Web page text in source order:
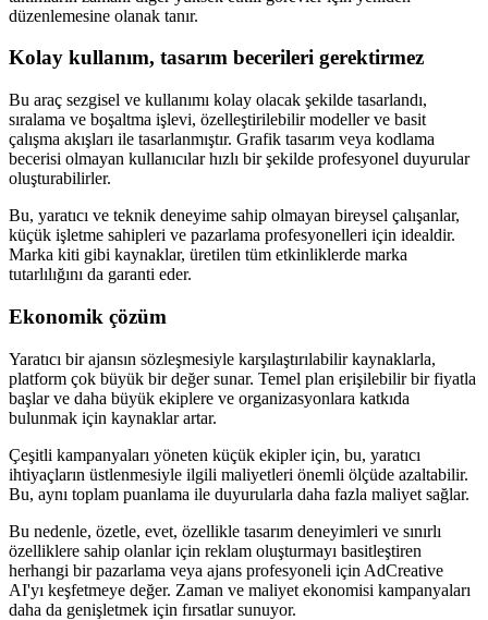
düzenlemesine olanak tanır.
Kolay kullanım, tasarım becerileri gerektirmez
Bu araç sezgisel ve kullanımı kolay olacak şekilde tasarlandı,
sıralama ve boşaltma işlevi, özelleştirilebilir modeller ve basit
çalışma akışları ile tasarlanmıştır. Grafik tasarım veya kodlama
becerisi olmayan kullanıcılar hızlı bir şekilde profesyonel duyurular
oluşturabilirler.
Bu, yaratıcı ve teknik deneyime sahip olmayan bireysel çalışanlar,
küçük işletme sahipleri ve pazarlama profesyonelleri için idealdir.
Marka kiti gibi kaynaklar, üretilen tüm etkinliklerde marka
tutarlılığını da garanti eder.
Ekonomik çözüm
Yaratıcı bir ajansın sözleşmesiyle karşılaştırılabilir kaynaklarla,
platform çok büyük bir değer sunar. Temel plan erişilebilir bir fiyatla
başlar ve daha büyük ekiplere ve organizasyonlara katkıda
bulunmak için kaynaklar artar.
Çeşitli kampanyaları yöneten küçük ekipler için, bu, yaratıcı
ihtiyaçların üstlenmesiyle ilgili maliyetleri önemli ölçüde azaltabilir.
Bu, aynı toplam puanlama ile duyurularla daha fazla maliyet sağlar.
Bu nedenle, özetle, evet, özellikle tasarım deneyimleri ve sınırlı
özelliklere sahip olanlar için reklam oluşturmayı basitleştiren
herhangi bir pazarlama veya ajans profesyoneli için AdCreative
AI'yı keşfetmeye değer. Zaman ve maliyet ekonomisi kampanyaları
daha da genişletmek için fırsatlar sunuyor.